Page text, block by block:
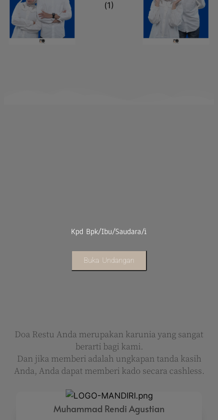
Doa Restu Anda merupakan karunia yang sangat
berarti bagi kami.
Dan jika memberi adalah ungkapan tanda kasih
Anda, Anda dapat memberi kado secara cashless.
Muhammad Rendi Agustian
Kpd Bpk/Ibu/Saudara/i
Buka Undangan